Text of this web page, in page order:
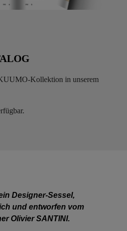
Kollektion in unserem
Designer-Sessel,
und entworfen vom
Olivier SANTINI.